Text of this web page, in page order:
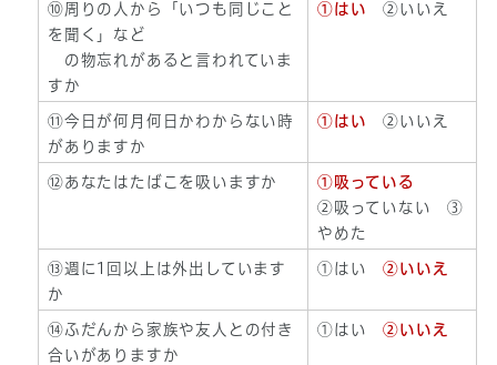
⑩周りの人から「いつも同じこと
を聞く」など
の物忘れがあると言われていま
すか
①はい ②いいえ
⑪今日が何月何日かわからない時
がありますか
①はい ②いいえ
⑫あなたはたばこを吸いますか
①吸っている
②吸っていない ③
やめた
⑬週に1回以上は外出しています
か
①はい②いいえ
⑭ふだんから家族や友人との付き
合いがありますか
①はい②いいえ